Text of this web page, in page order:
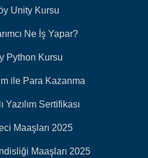
Unity Kursu
Ne İş Yapar?
Python Kursu
ile Para Kazanma
Yazılım Sertifikası
Maaşları 2025
Maaşları 2025